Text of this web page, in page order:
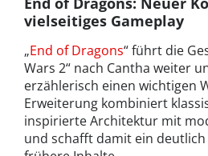
vielseitiges Gameplay
„End of Dragons“ führt die
Wars 2“ nach Cantha weiter
erzählerisch einen wichtigen
Erweiterung kombiniert
inspirierte Architektur mit
und schafft damit ein